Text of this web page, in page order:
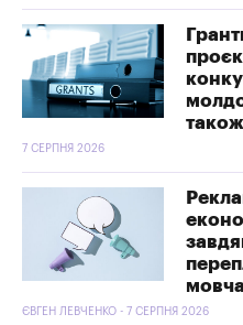
також
7 СЕРПНЯ 2026
ЄВГЕН ЛЕВЧЕНКО - 7 СЕРПНЯ 2026